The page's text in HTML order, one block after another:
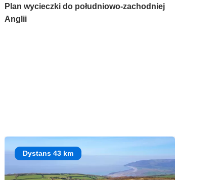
Plan wycieczki do południowo-zachodniej
Anglii
Dystans 43 km